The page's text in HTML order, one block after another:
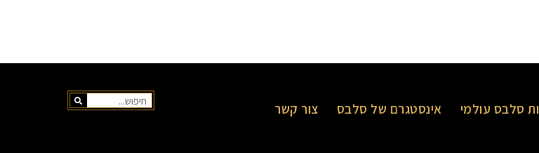
סלבס עולמי אינסטגרם של סלבס צור קשר